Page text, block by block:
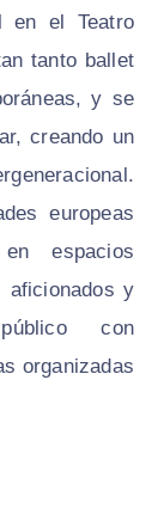
en el Teatro
tanto ballet
y se
creando un
europeas
espacios
aficionados y
con
organizadas.